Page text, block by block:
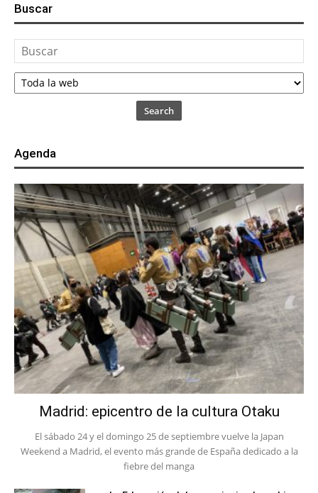
Buscar
Search
Agenda
Madrid: epicentro de la cultura Otaku
El sábado 24 y el domingo 25 de septiembre vuelve la Japan
Weekend a Madrid, el evento más grande de España dedicado a la
fiebre del manga